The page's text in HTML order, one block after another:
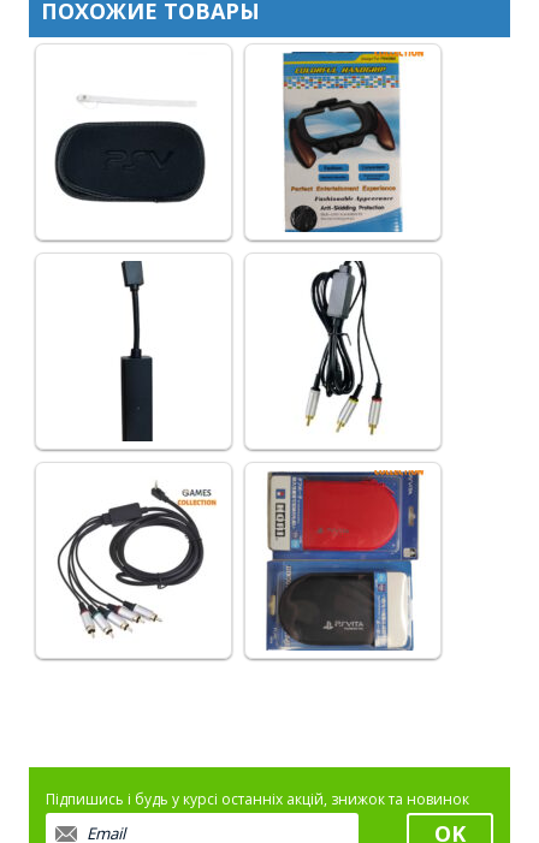
ПОХОЖИЕ ТОВАРЫ
Підпишись і будь у курсі останніх акцій, знижок та новинок